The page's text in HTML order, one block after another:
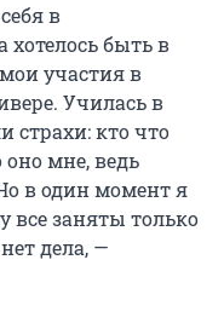
в
быть в
участия в
Училась в
страхи: кто что
оно мне, ведь
в один момент я
все заняты только
дела, —